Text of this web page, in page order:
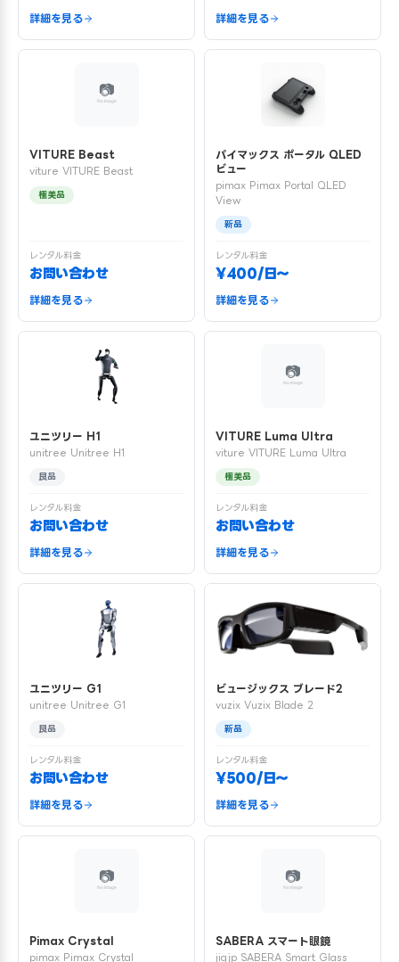
詳細を見る 詳細を見る
VITURE Beast
viture VITURE Beast
極美品
レンタル料金
お問い合わせ
詳細を見る
パイマックス ポータル QLED
ビュー
pimax Pimax Portal QLED
View
新品
レンタル料金
¥400/日〜
詳細を見る
ユニツリー H1
unitree Unitree H1
良品
レンタル料金
お問い合わせ
詳細を見る
VITURE Luma Ultra
viture VITURE Luma Ultra
極美品
レンタル料金
お問い合わせ
詳細を見る
ユニツリー G1
unitree Unitree G1
良品
レンタル料金
お問い合わせ
詳細を見る
ビュージックス ブレード2
vuzix Vuzix Blade 2
新品
レンタル料金
¥500/日〜
詳細を見る
Pimax Crystal
pimax Pimax Crystal
SABERA スマート眼鏡
jigjp SABERA Smart Glass